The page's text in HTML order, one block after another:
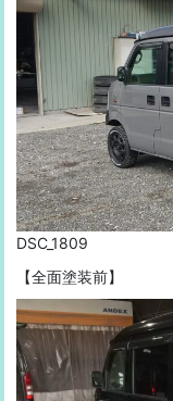
DSC_1809
【全面塗装前】